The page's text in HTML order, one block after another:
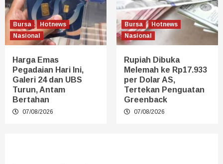
Bursa
Hotnews
Nasional
Harga Emas
Pegadaian Hari Ini,
Galeri 24 dan UBS
Turun, Antam
Bertahan
07/08/2026
Bursa
Hotnews
Nasional
Rupiah Dibuka
Melemah ke Rp17.933
per Dolar AS,
Tertekan Penguatan
Greenback
07/08/2026